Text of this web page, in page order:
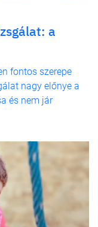
a
fontos szerepe
nagy előnye a
és nem jár